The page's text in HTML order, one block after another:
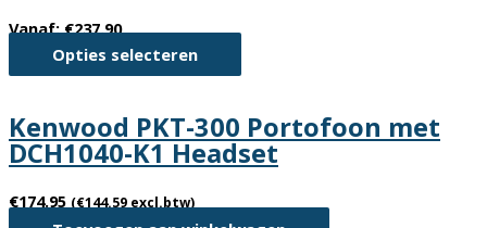
optie
worden
op
de
Vanaf:€237.90
Opties selecteren
product
meerdere
variaties.
optie
Kenwood PKT-300 Portofoon met
DCH1040-K1 Headset
€174.95 (€144.59 excl.btw)